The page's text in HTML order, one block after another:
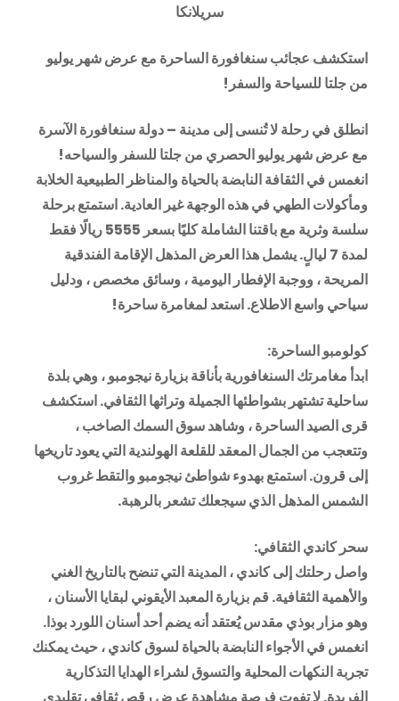
سريلانكا
استكشف عجائب سنغافورة الساحرة مع عرض شهر يوليو
من جلتا للسياحة والسفر!
انطلق في رحلة لا تُنسى إلى مدينة – دولة سنغافورة الآسرة
مع عرض شهر يوليو الحصري من جلتا للسفر والسياحه!
انغمس في الثقافة النابضة بالحياة والمناظر الطبيعية الخلابة
ومأكولات الطهي في هذه الوجهة غير العادية. استمتع برحلة
سلسة وثرية مع باقتنا الشاملة كليًا بسعر 5555 ريالًا فقط
لمدة 7 ليالٍ. يشمل هذا العرض المذهل الإقامة الفندقية
المريحة ، ووجبة الإفطار اليومية ، وسائق مخصص ، ودليل
سياحي واسع الاطلاع. استعد لمغامرة ساحرة!
كولومبو الساحرة:
ابدأ مغامرتك السنغافورية بأناقة بزيارة نيجومبو ، وهي بلدة
ساحلية تشتهر بشواطئها الجميلة وتراثها الثقافي. استكشف
قرى الصيد الساحرة ، وشاهد سوق السمك الصاخب ،
وتتعجب من الجمال المعقد للقلعة الهولندية التي يعود تاريخها
إلى قرون. استمتع بهدوء شواطئ نيجومبو والتقط غروب
الشمس المذهل الذي سيجعلك تشعر بالرهبة.
سحر كاندي الثقافي:
واصل رحلتك إلى كاندي ، المدينة التي تنضح بالتاريخ الغني
والأهمية الثقافية. قم بزيارة المعبد الأيقوني لبقايا الأسنان ،
وهو مزار بوذي مقدس يُعتقد أنه يضم أحد أسنان اللورد بوذا.
انغمس في الأجواء النابضة بالحياة لسوق كاندي ، حيث يمكنك
تجربة النكهات المحلية والتسوق لشراء الهدايا التذكارية
الفريدة. لا تفوت فرصة مشاهدة عرض رقص ثقافي تقليدي